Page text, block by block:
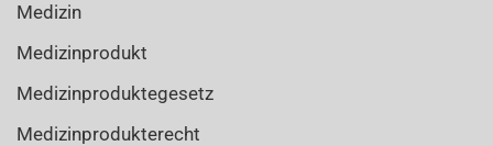
Medizin
Medizinprodukt
Medizinproduktegesetz
Medizinprodukterecht